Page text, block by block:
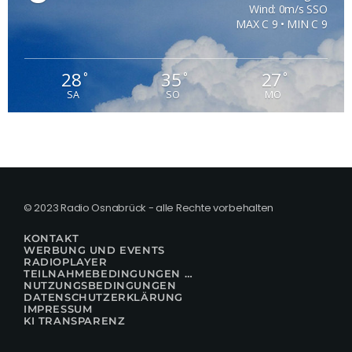
Wind: 0m/s SSO
MAX C 9 • MIN C 9
28°
SA
35°
SO
27°
MO
© 2023 Radio Osnabrück - alle Rechte vorbehalten
KONTAKT
WERBUNG UND EVENTS
RADIOPLAYER
TEILNAHMEBEDINGUNGEN FÜR GEWINNSPIELE
NUTZUNGSBEDINGUNGEN
DATENSCHUTZERKLÄRUNG
IMPRESSUM
KI TRANSPARENZ